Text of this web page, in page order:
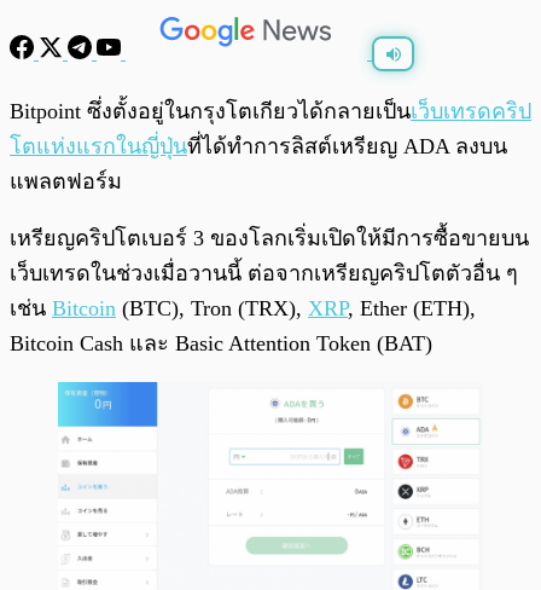
พร้อมเล่น 0:00
Bitpoint ซึ่งตั้งอยู่ในกรุงโตเกียวได้กลายเป็นเว็บเทรดคริป
โตแห่งแรกในญี่ปุ่นที่ได้ทำการลิสต์เหรียญ ADA ลงบน
แพลตฟอร์ม
เหรียญคริปโตเบอร์ 3 ของโลกเริ่มเปิดให้มีการซื้อขายบน
เว็บเทรดในช่วงเมื่อวานนี้ ต่อจากเหรียญคริปโตตัวอื่น ๆ
เช่น Bitcoin (BTC), Tron (TRX), XRP, Ether (ETH),
Bitcoin Cash และ Basic Attention Token (BAT)